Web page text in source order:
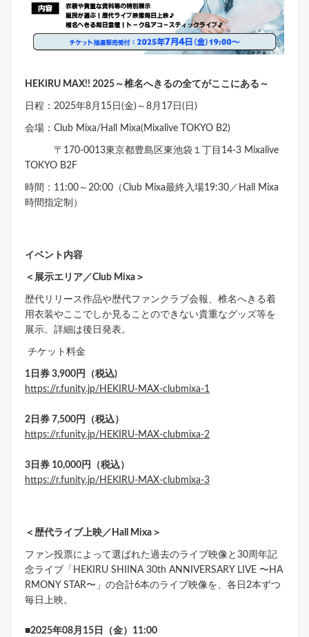
HEKIRU MAX!! 2025～椎名へきるの全てがここにある～
日程：2025年8月15日(金)～8月17日(日)
会場：Club Mixa/Hall Mixa(Mixalive TOKYO B2)
〒170-0013東京都豊島区東池袋１丁目14-3 Mixalive
TOKYO B2F
時間：11:00～20:00（Club Mixa最終入場19:30／Hall Mixa
時間指定制）
イベント内容
＜展示エリア／Club Mixa＞
歴代リリース作品や歴代ファンクラブ会報、椎名へきる着
用衣装やここでしか見ることのできない貴重なグッズ等を
展示。詳細は後日発表。
チケット料金
1日券 3,900円（税込)
https://r.funity.jp/HEKIRU-MAX-clubmixa-1
2日券 7,500円（税込）
https://r.funity.jp/HEKIRU-MAX-clubmixa-2
3日券 10,000円（税込）
https://r.funity.jp/HEKIRU-MAX-clubmixa-3
＜歴代ライブ上映／Hall Mixa＞
ファン投票によって選ばれた過去のライブ映像と30周年記
念ライブ「HEKIRU SHIINA 30th ANNIVERSARY LIVE 〜HA
RMONY STAR〜」の合計6本のライブ映像を、各日2本ずつ
毎日上映。
■2025年08月15日（金）11:00